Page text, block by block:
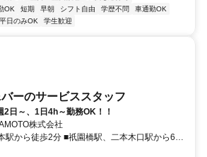
OK 短期 早朝 シフト自由 学歴不問
車通勤OK
平日のみOK 学生歓迎
ーのサービススタッフ
2日～、1日4h～勤務OK！！
株式会社
駅から徒歩2分 ■祇園橋駅、二本木口駅から6分
★交通費・ガソリン代支給